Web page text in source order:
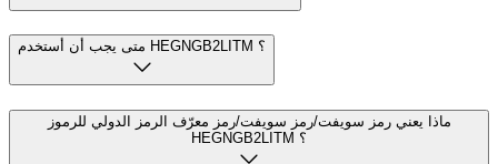
متى يجب أن أستخدم HEGNGB2LITM ؟
ماذا يعني رمز سويفت/رمز سويفت/رمز معرّف الرمز الدولي للرموز
HEGNGB2LITM ؟